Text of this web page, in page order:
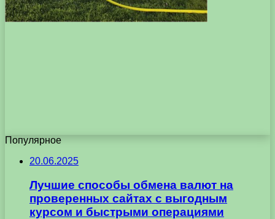
Популярное
20.06.2025
Лучшие способы обмена валют на
проверенных сайтах с выгодным
курсом и быстрыми операциями